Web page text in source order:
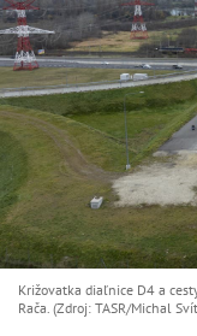
Križovatka diaľnice D4 a
Rača. (Zdroj: TASR/Michal